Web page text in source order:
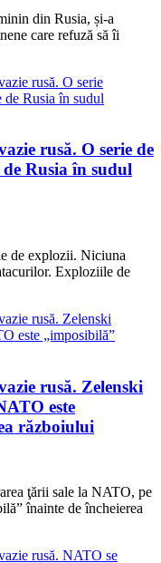
din Rusia, și-a
care refuză să îi
rusă. O serie de
Rusia în sudul
de explozii. Niciuna
Exploziile de
rusă. Zelenski
este
războiului
ţării sale la NATO, pe
înainte de încheierea